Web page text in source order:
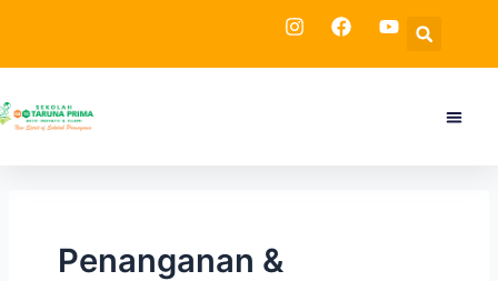
Menu
Penanganan &